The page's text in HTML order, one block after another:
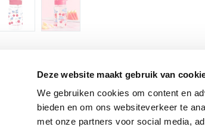
Deze website maakt gebruik van
We gebruiken cookies om content en
bieden en om ons websiteverkeer te
met onze partners voor social media,